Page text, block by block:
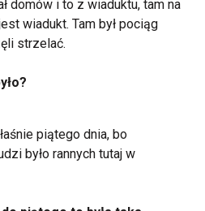
domów i to z wiaduktu, tam na
wiadukt. Tam był pociąg
strzelać.
piątego dnia, bo
było rannych tutaj w